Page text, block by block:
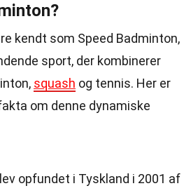
kendt som Speed Badminton,
sport, der kombinerer
squash og tennis. Her er
om denne dynamiske
opfundet i Tyskland i 2001 af